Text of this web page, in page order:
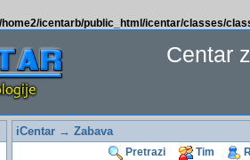
/home2/icentarb/public_html/icentar/classes/
Centar
iCentar→ Zabava
Pretrazi Tim